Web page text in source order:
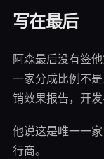
写在最后
阿森最后没有签
一家分成比例不
销效果报告，开发
他说这是唯一一
行商。